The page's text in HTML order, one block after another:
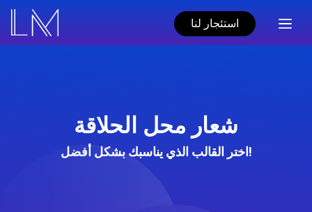
استئجار لنا
شعار محل الحلاقة
اختر القالب الذي يناسبك بشكل أفضل!